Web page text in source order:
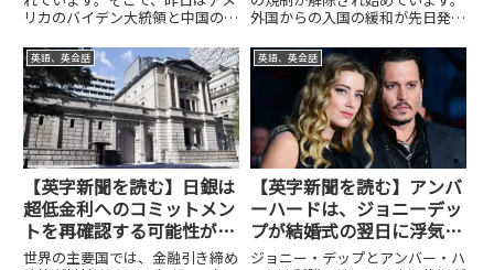
リカのバイデン大統領と中国の習
とを取り上げました。アメリカと
中国は対ロシアへの対応も違って
いるようですが、バイデン大統領
とゼレンスキーウクライナ大統...
外国からの入国の緩和が先日発表
国を訪れる際の渡航制限も緩和さ
れて行っているようです。今日
は、この話題を取り上げようと思
います。まずは記事全体を読んで
み...
英語、英会話
【英字新聞を読む】日銀は
超低金利へのコミットメン
トを再確認する可能性が高
く、円安が焦点！
世界の主要国では、金融引き締め
英語、英会話
【英字新聞を読む】アンバ
ーハードは、ジョニーデッ
プが結婚式の翌日に浮気
し、彼女を殺そうとしたと
ジョニー・デップとアンバー・ハ